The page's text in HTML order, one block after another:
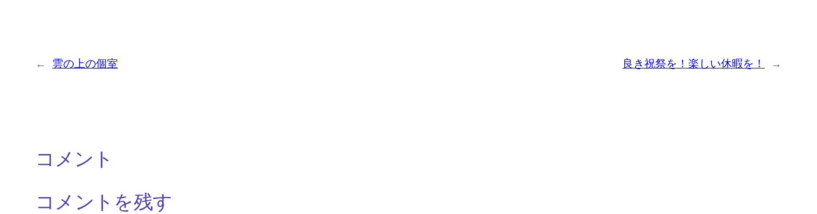
← 雲の上の個室 良き祝祭を！楽しい休暇を！ →
コメント
コメントを残す